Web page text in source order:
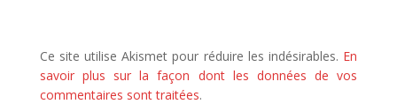
Ce site utilise Akismet pour réduire les indésirables. En
savoir plus sur la façon dont les données de vos
commentaires sont traitées.